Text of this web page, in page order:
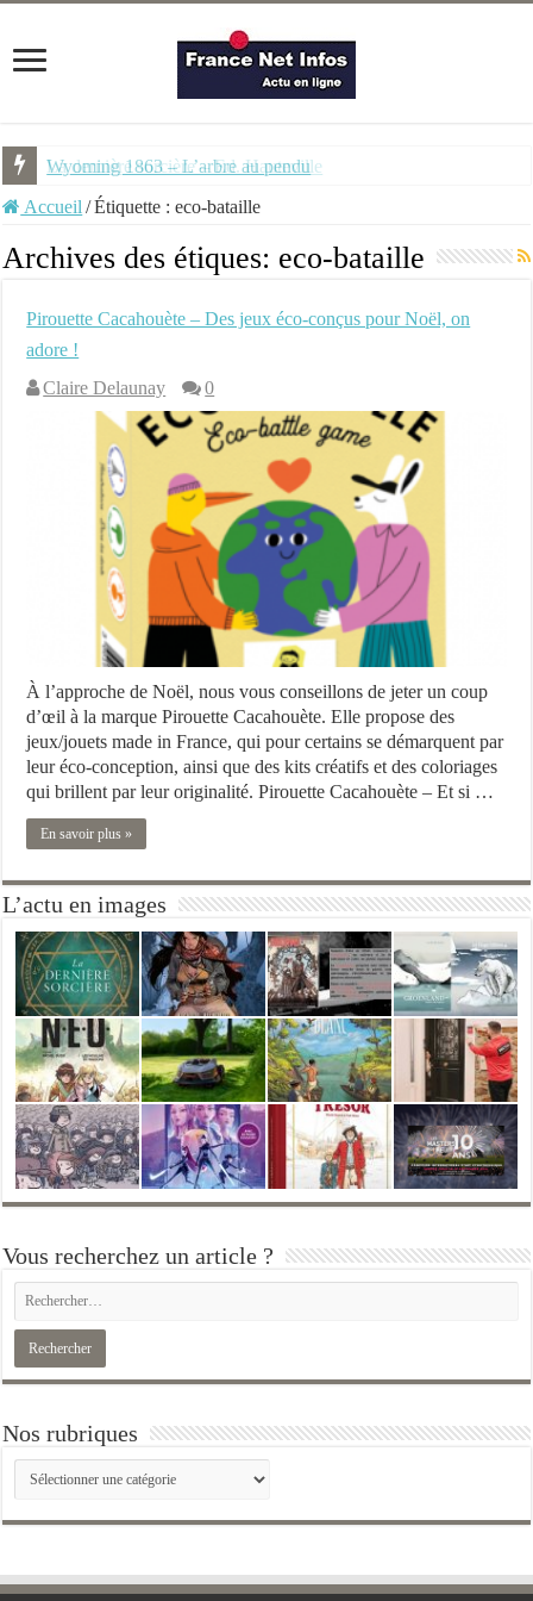
La dernière sorcière – Ed. Hauteville
Wyoming 1863 – L’arbre au pendu
Accueil /Étiquette :eco-bataille
Archives des étiques: eco-bataille
Pirouette Cacahouète – Des jeux éco-conçus pour Noël, on
adore !
Claire Delaunay
0
À l’approche de Noël, nous vous conseillons de jeter un coup
d’œil à la marque Pirouette Cacahouète. Elle propose des
jeux/jouets made in France, qui pour certains se démarquent par
leur éco-conception, ainsi que des kits créatifs et des coloriages
qui brillent par leur originalité. Pirouette Cacahouète – Et si …
En savoir plus »
L’actu en images
Vous recherchez un article ?
Nos rubriques
Nos
rubriques